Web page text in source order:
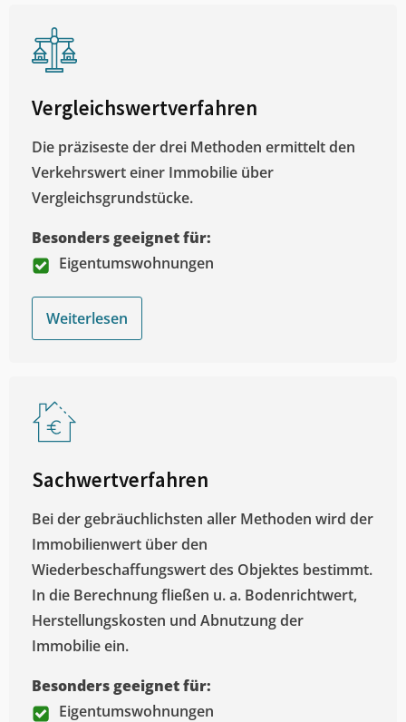
Vergleichswertverfahren
Die präziseste der drei Methoden ermittelt den
Verkehrswert einer Immobilie über
Vergleichsgrundstücke.
Besonders geeignet für:
Eigentumswohnungen
Weiterlesen
Sachwertverfahren
Bei der gebräuchlichsten aller Methoden wird der
Immobilienwert über den
Wiederbeschaffungswert des Objektes bestimmt.
In die Berechnung fließen u. a. Bodenrichtwert,
Herstellungskosten und Abnutzung der
Immobilie ein.
Besonders geeignet für:
Eigentumswohnungen